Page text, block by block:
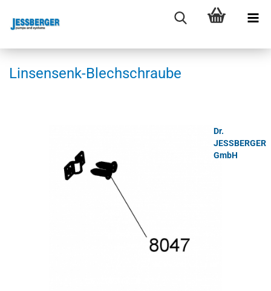
Linsensenk-​Blechschraube
Dr.
JESSBERGER
GmbH